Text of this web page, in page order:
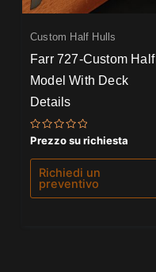
Custom Half Hulls
Farr 727-Custom Half
Model With Deck
Details
Valutato
0
su
Prezzo su richiesta
Richiedi un
preventivo